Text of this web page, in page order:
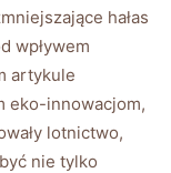
hałas
wpływem
artykule
eko-innowacjom,
lotnictwo,
nie tylko